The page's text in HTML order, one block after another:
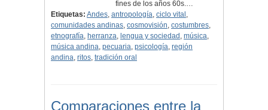
fines de los años 60s.…
Etiquetas: Andes, antropología, ciclo vital ,
comunidades andinas, cosmovisión, costumbres,
etnografía, herranza, lengua y sociedad , música,
música andina, pecuaria, psicología, región
andina, ritos, tradición oral
Comparaciones entre la